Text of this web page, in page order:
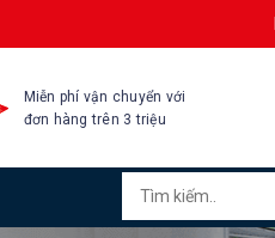
Miễn phí vận chuyển với
đơn hàng trên 3 triệu